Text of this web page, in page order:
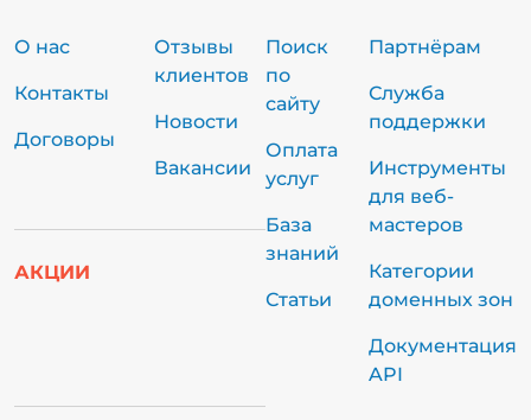
О нас
Контакты
Договоры
Отзывы
клиентов
Новости
Вакансии
АКЦИИ
Поиск
по
сайту
Оплата
услуг
База
знаний
Статьи
Партнёрам
Служба
поддержки
Инструменты
для веб-
мастеров
Категории
доменных зон
Документация
API